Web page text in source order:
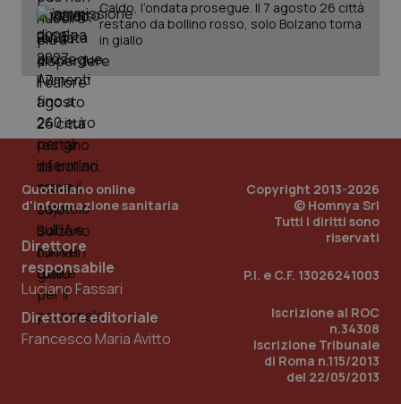
Caldo, l’ondata prosegue. Il 7 agosto 26 città
restano da bollino rosso, solo Bolzano torna
in giallo
Quotidiano online
d'informazione sanitaria
Direttore
responsabile
Luciano Fassari
Direttore editoriale
Francesco Maria Avitto
Copyright 2013-2026
© Homnya Srl
Tutti i diritti sono
riservati
P.I. e C.F. 13026241003
Iscrizione al ROC
n.34308
Iscrizione Tribunale
di Roma n.115/2013
del 22/05/2013